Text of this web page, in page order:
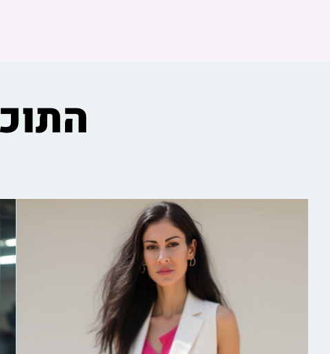
תפריט 1.500 קלוריות להרזיה
לאישה בת 40+
תפריט 1.500 קלוריות לירידה במשקל לאישה בטרום\גיל
מותאם לאישה 40+ שרוצה לרדת במשקל בלי דיאטות ..
תפריט מפורט ל־14 יום עם ערכים תזונתיים ודגשים
חשובים לאיזון הורמונלי.